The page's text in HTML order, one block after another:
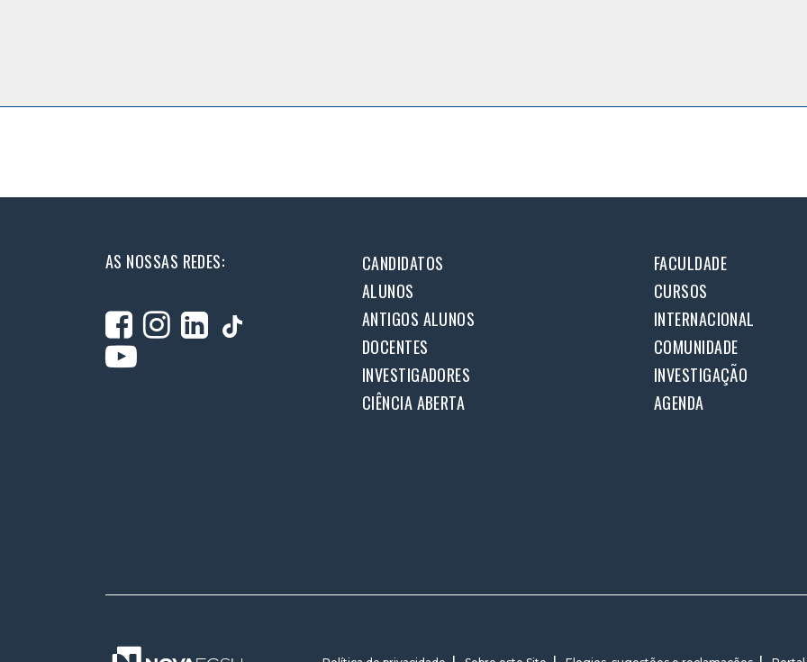
AS NOSSAS REDES: CANDIDATOS
FACULDADE
ALUNOS
CURSOS
ANTIGOS ALUNOS
INTERNACIONAL
DOCENTES
COMUNIDADE
INVESTIGADORES
INVESTIGAÇÃO
CIÊNCIA ABERTA
AGENDA